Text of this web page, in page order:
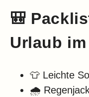
🎒
Urlaub im
👕 Leichte
🌧️